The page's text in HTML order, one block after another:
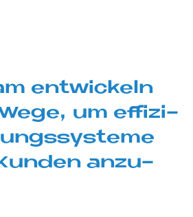
ent­wickeln
um ef­fi­zi­
an­zu­